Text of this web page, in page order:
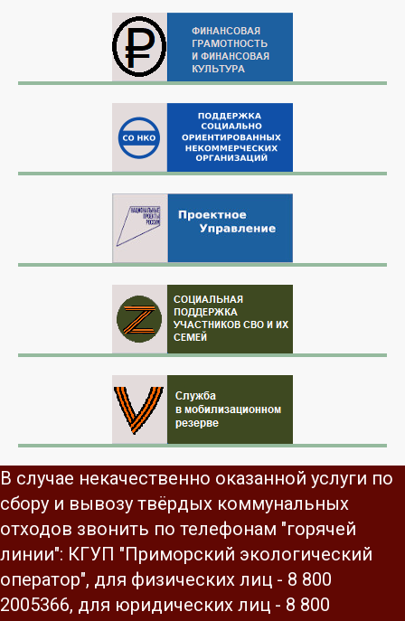
В случае некачественно оказанной услуги по
сбору и вывозу твёрдых коммунальных
отходов звонить по телефонам "горячей
линии": КГУП "Приморский экологический
оператор", для физических лиц - 8 800
2005366, для юридических лиц - 8 800